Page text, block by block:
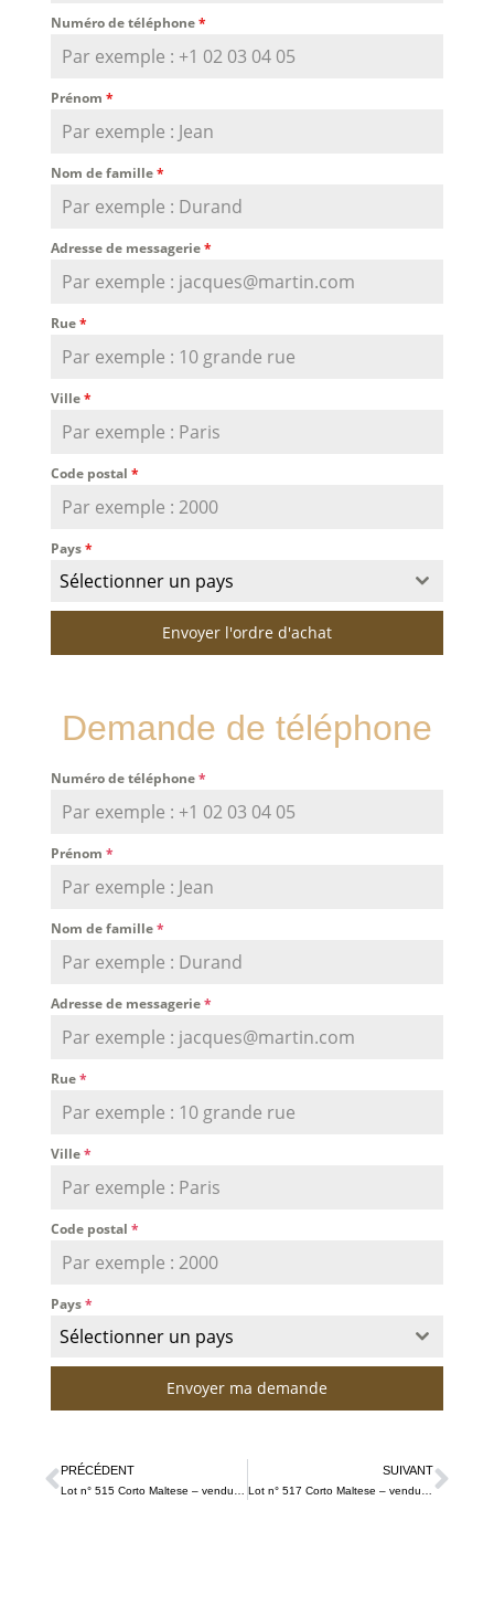
Numéro de téléphone*
Prénom *
Nom de famille*
Adresse de messagerie*
Rue*
Ville*
Code postal *
Pays*
Sélectionner un pays
Envoyer l'ordre d'achat
Demande de téléphone
Numéro de téléphone*
Prénom *
Nom de famille*
Adresse de messagerie*
Rue*
Ville*
Code postal *
Pays*
Sélectionner un pays
Envoyer ma demande
PRÉCÉDENT
Lot n° 515 Corto Maltese – vendu 127 € TTC
SUIVANT
Lot n° 517 Corto Maltese – vendu 254 € TTC